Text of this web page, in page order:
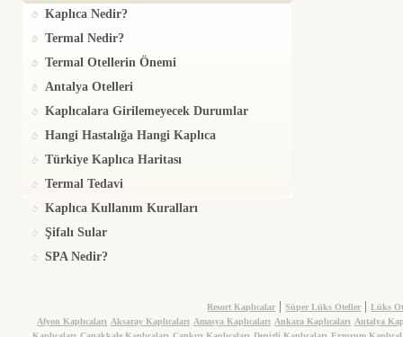
Kaplıca Nedir?
Termal Nedir?
Termal Otellerin Önemi
Antalya Otelleri
Kaplıcalara Girilemeyecek Durumlar
Hangi Hastalığa Hangi Kaplıca
Türkiye Kaplıca Haritası
Termal Tedavi
Kaplıca Kullanım Kuralları
Şifalı Sular
SPA Nedir?
Resort Kaplıcalar |Süper Lüks Oteller |Lüks
Afyon Kaplıcaları Aksaray Kaplıcaları Amasya Kaplıcaları Ankara Kaplıcaları Antalya